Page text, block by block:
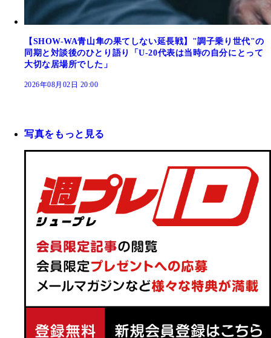
【SHOW-WA青山隼の果てしない延長戦】"調子乗り世代"の
同期と対談後のひとり語り「U-20代表は当時の自分にとって
大切な居場所でした」
2026年08月02日 20:00
写真をもっと見る